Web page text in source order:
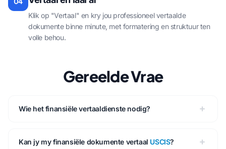
Klik op "Vertaal" en kry jou professioneel vertaalde
dokumente binne minute, met formatering en struktuur ten
volle behou.
Gereelde Vrae
Wie het finansiële vertaaldienste nodig?
Kan jy my finansiële dokumente vertaal USCIS?